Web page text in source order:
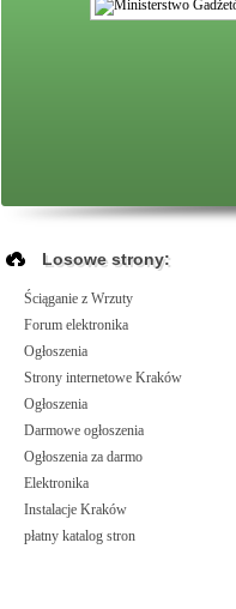
Losowe strony:
Ściąganie z Wrzuty
Forum elektronika
Ogłoszenia
Strony internetowe Kraków
Ogłoszenia
Darmowe ogłoszenia
Ogłoszenia za darmo
Elektronika
Instalacje Kraków
płatny katalog stron